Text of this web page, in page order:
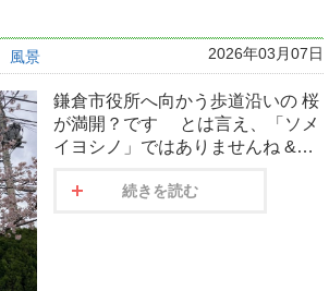
風景 2026年03月07日
鎌倉市役所へ向かう歩道沿いの 桜
が満開？です とは言え、「ソメ
イヨシノ」ではありませんね &…
続きを読む